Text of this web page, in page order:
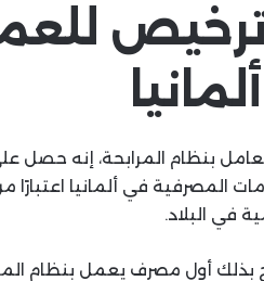
ألمانيا
بنظام المرابحة، إنه حصل
المصرفية في ألمانيا
في البلاد.
أول مصرف يعمل بنظام